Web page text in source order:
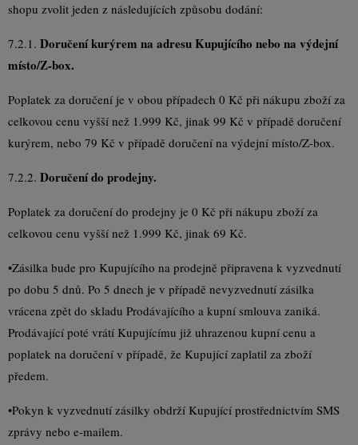
shopu zvolit jeden z následujících způsobu dodání:
7.2.1. Doručení kurýrem na adresu Kupujícího nebo na výdejní
místo/Z-box.
Poplatek za doručení je v obou případech 0 Kč při nákupu zboží za
celkovou cenu vyšší než 1.999 Kč, jinak 99 Kč v případě doručení
kurýrem, nebo 79 Kč v případě doručení na výdejní místo/Z-box.
7.2.2. Doručení do prodejny.
Poplatek za doručení do prodejny je 0 Kč při nákupu zboží za
celkovou cenu vyšší než 1.999 Kč, jinak 69 Kč.
•Zásilka bude pro Kupujícího na prodejně připravena k vyzvednutí
po dobu 5 dnů. Po 5 dnech je v případě nevyzvednutí zásilka
vrácena zpět do skladu Prodávajícího a kupní smlouva zaniká.
Prodávající poté vrátí Kupujícímu již uhrazenou kupní cenu a
poplatek na doručení v případě, že Kupující zaplatil za zboží
předem.
•Pokyn k vyzvednutí zásilky obdrží Kupující prostřednictvím SMS
zprávy nebo e-mailem.